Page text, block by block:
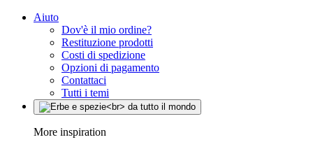
Aiuto
Dov'è il mio ordine?
Restituzione prodotti
Costi di spedizione
Opzioni di pagamento
Contattaci
Tutti i temi
More inspiration